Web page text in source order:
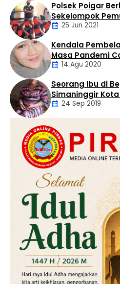
Artikel
Daerah
Polsek Poigar
Sekelompok
Pencabulan
25 Jun 2021
Artikel
Kendala
Masa Pandemi
14 Agu 2020
Daerah
Hukum
Kriminal
Labusel
Seorang Ibu di
Simaninggir
24 Sep 2019